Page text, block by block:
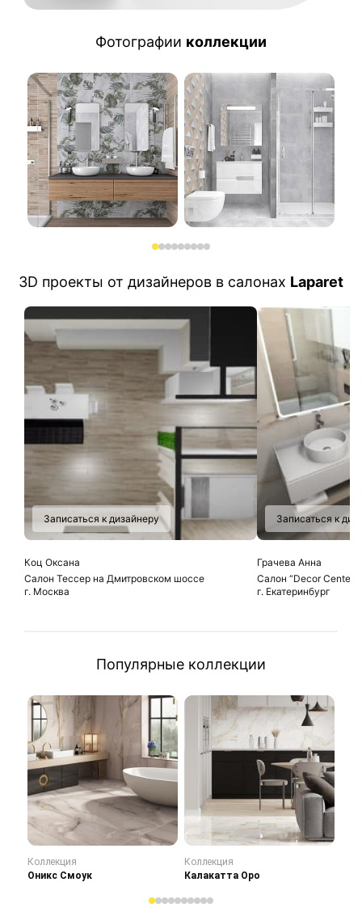
Фотографии коллекции
3D проекты от дизайнеров в салонах Laparet
Записаться к дизайнеру
Коц Оксана
Салон Тессер на Дмитровском шоссе
г. Москва
Записаться к
Грачева Анна
Салон “Decor Center”
г. Екатеринбург
Популярные коллекции
Коллекция
Оникс Смоук
Коллекция
Калакатта Оро